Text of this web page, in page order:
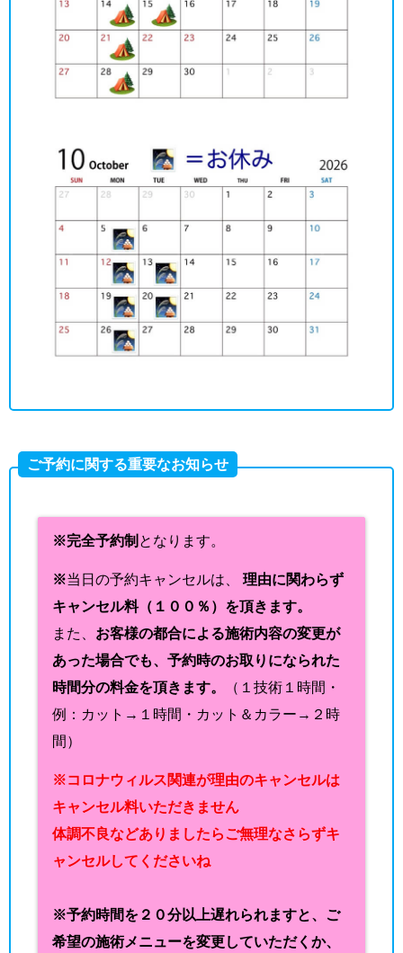
ご予約に関する重要なお知らせ
※完全予約制 となります。
※当日の予約キャンセルは、 理由に関わらず
キャンセル料（１００％）を頂きます。
また、 お客様の都合による施術内容の変更が
あった場合でも、予約時のお取りになられた
時間分の料金を頂きます。
（１技術１時間・
例：カット→１時間・カット＆カラー→２時
間）
※コロナウィルス関連が理由のキャンセルは
キャンセル料いただきません
体調不良などありましたらご無理なさらずキ
ャンセルしてくださいね
※予約時間を２０分以上遅れられますと、ご
希望の施術メニューを変更していただくか、